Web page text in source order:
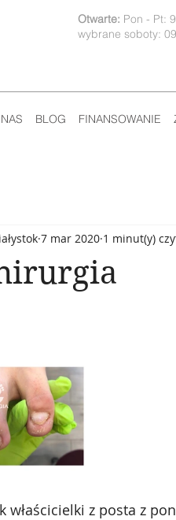
Otwarte: Pon - Pt:
wybrane soboty:
BLOG FINANSOWANIE
7 mar 2020 1 minut(y)
właścicielki z posta z